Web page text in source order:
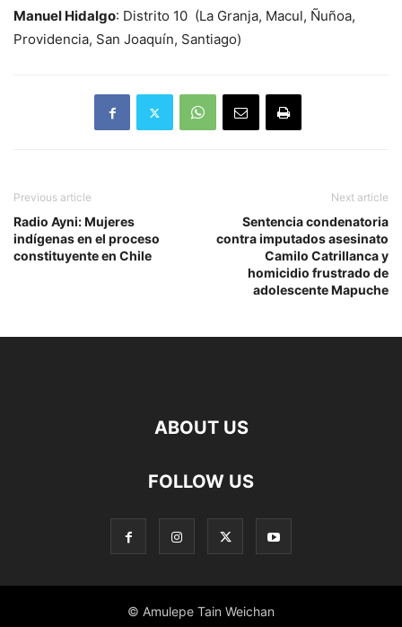
Manuel Hidalgo: Distrito 10 (La Granja, Macul, Ñuñoa,
Providencia, San Joaquín, Santiago)
Previous article
Radio Ayni: Mujeres
indígenas en el proceso
constituyente en Chile
Next article
Sentencia condenatoria
contra imputados asesinato
Camilo Catrillanca y
homicidio frustrado de
adolescente Mapuche
ABOUT US
FOLLOW US
© Amulepe Tain Weichan